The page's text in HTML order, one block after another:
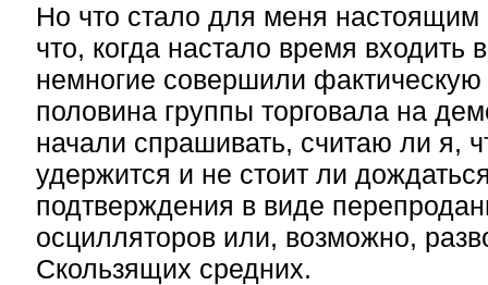
Но что стало для меня настоящим
что, когда настало время входить
немногие совершили фактическую
половина группы торговала на
начали спрашивать, считаю ли я,
удержится и не стоит ли
подтверждения в виде
осцилляторов или, возможно,
Скользящих средних.